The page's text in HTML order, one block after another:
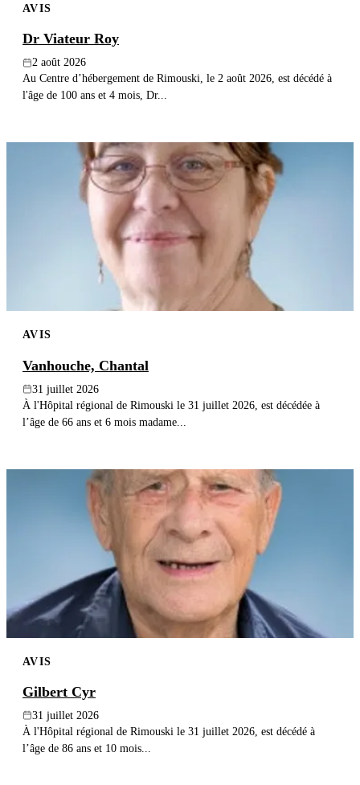
AVIS
Dr Viateur Roy
2 août 2026
Au Centre d’hébergement de Rimouski, le 2 août 2026, est décédé à
l'âge de 100 ans et 4 mois, Dr...
AVIS
Vanhouche, Chantal
31 juillet 2026
À l'Hôpital régional de Rimouski le 31 juillet 2026, est décédée à
l’âge de 66 ans et 6 mois madame...
AVIS
Gilbert Cyr
31 juillet 2026
À l'Hôpital régional de Rimouski le 31 juillet 2026, est décédé à
l’âge de 86 ans et 10 mois...